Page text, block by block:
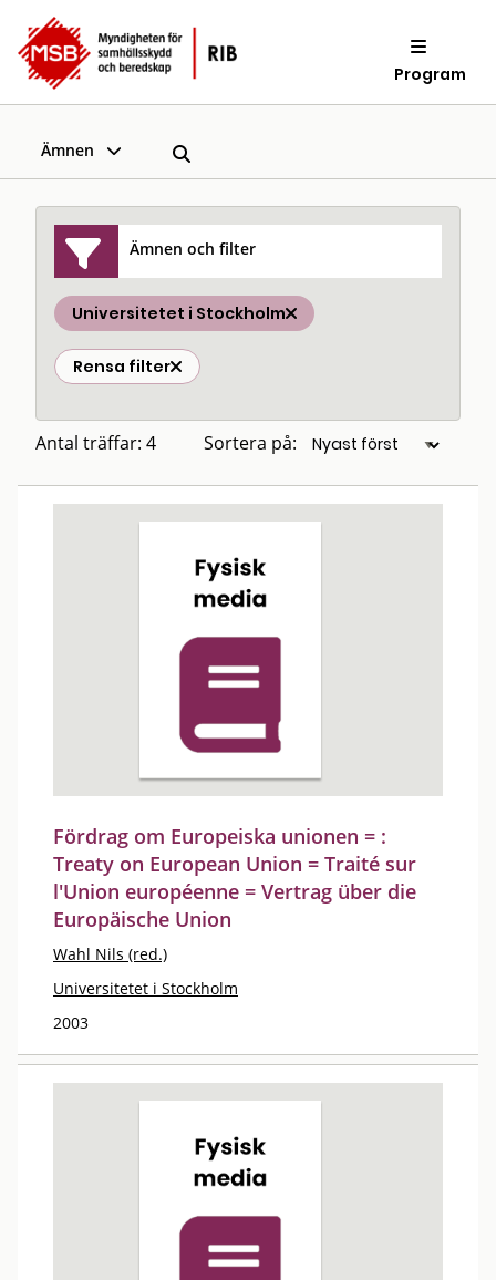
Program
Ämnen
Ämnen och filter
Universitetet i Stockholm
Rensa filter
Antal träffar: 4 Sortera på:
Fördrag om Europeiska unionen = :
Treaty on European Union = Traité sur
l'Union européenne = Vertrag über die
Europäische Union
Wahl Nils (red.)
Universitetet i Stockholm
2003